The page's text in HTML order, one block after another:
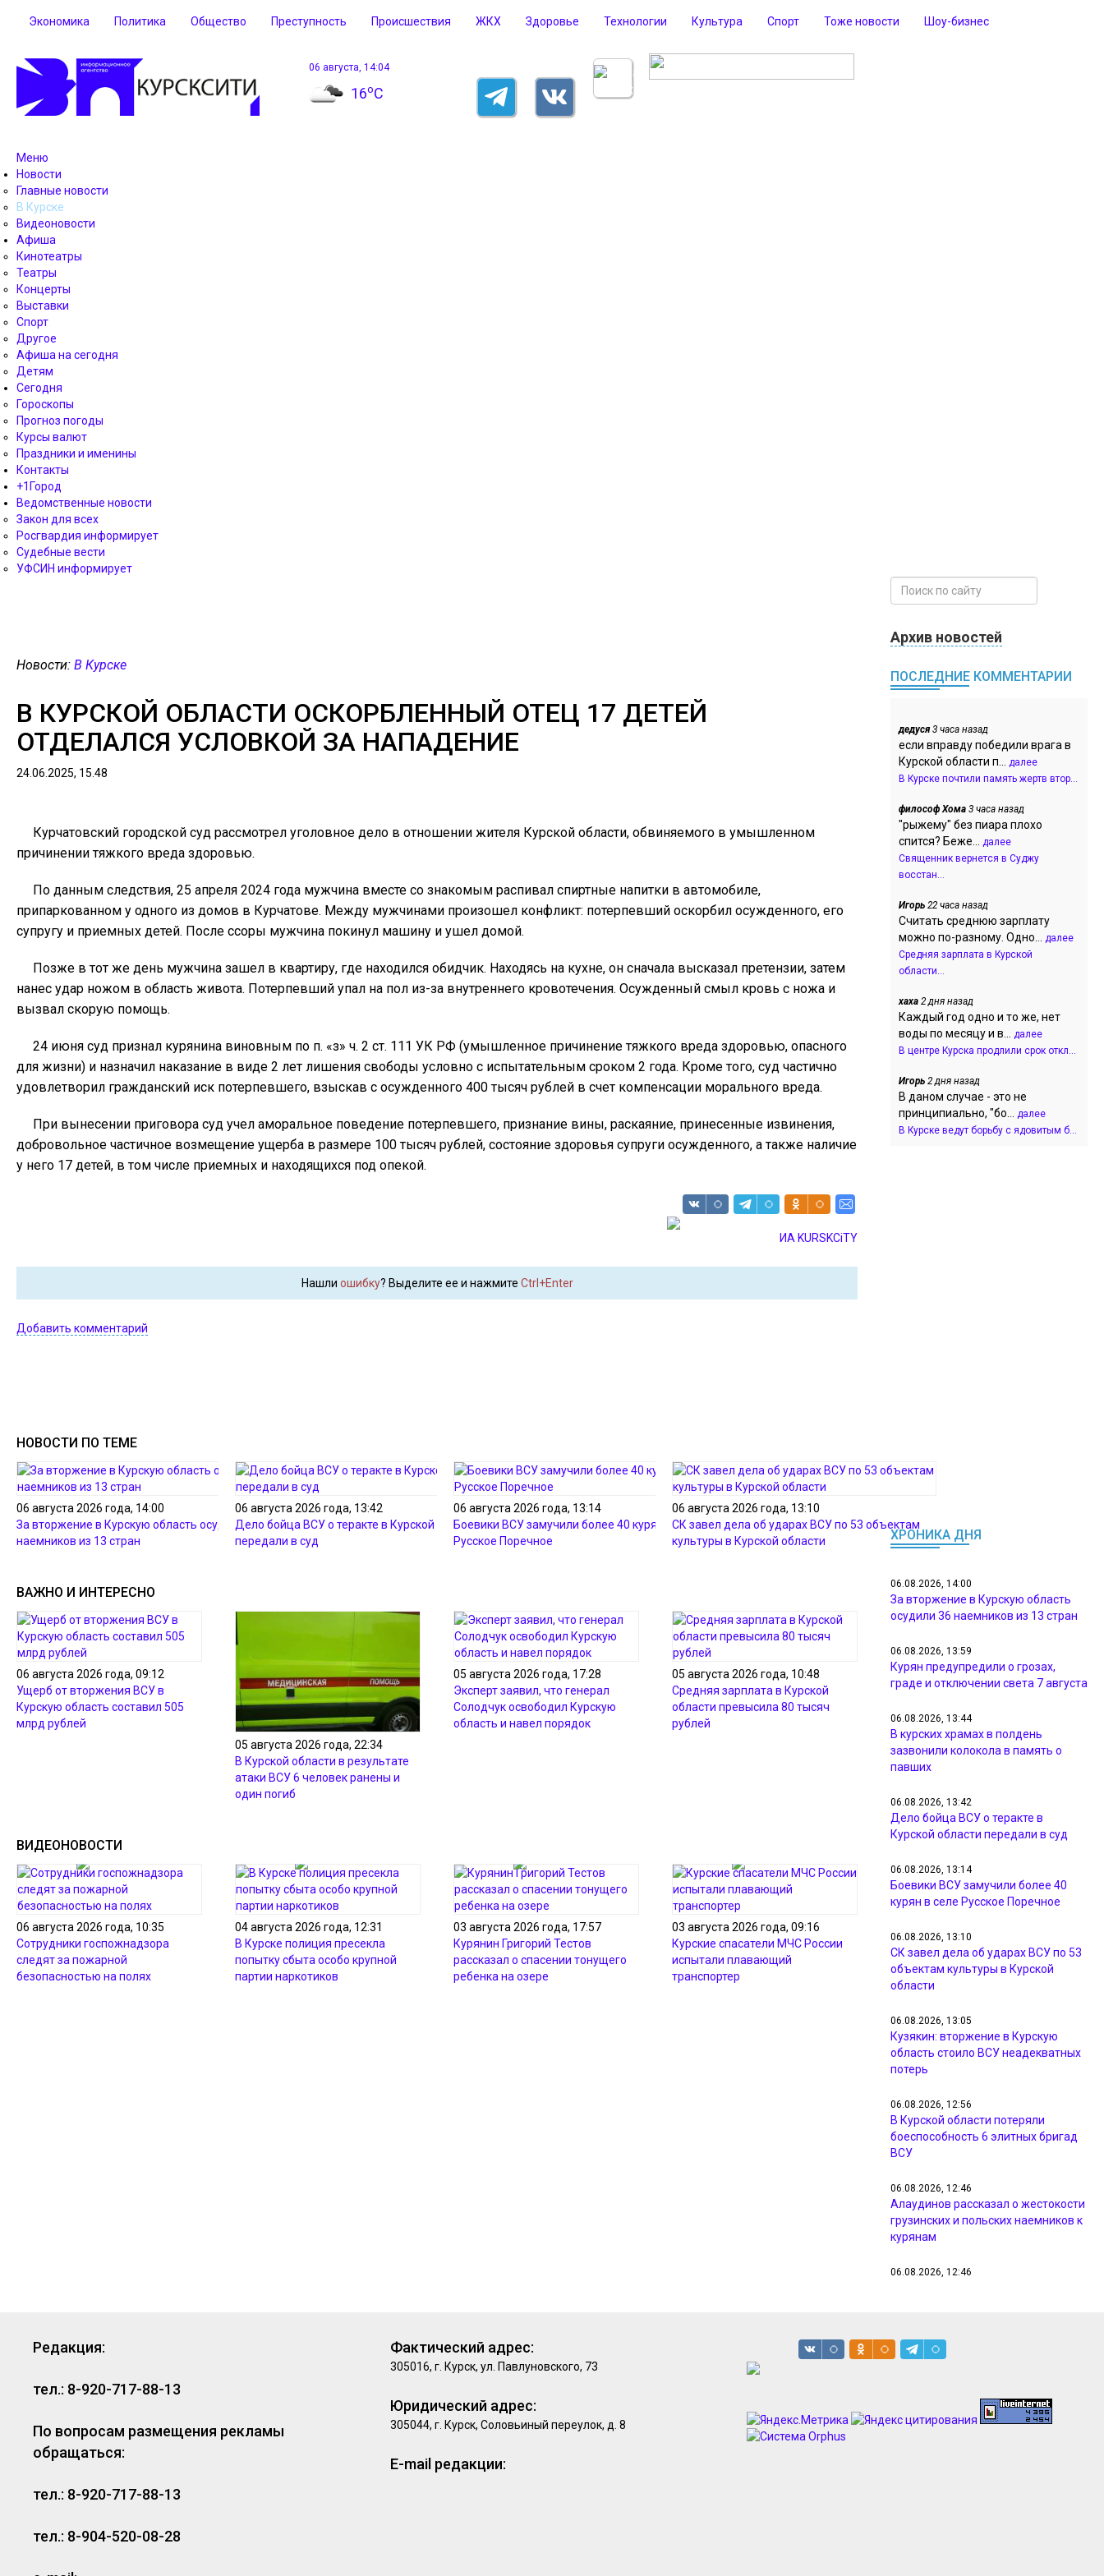
Экономика Политика Общество Преступность Происшествия ЖКХ Здоровье Технологии Культура Спорт Тоже новости Шоу-бизнес
06 августа, 14:04
16oC
Меню
Новости
Главные новости
В Курске
Видеоновости
Афиша
Кинотеатры
Театры
Концерты
Выставки
Спорт
Другое
Афиша на сегодня
Детям
Сегодня
Гороскопы
Прогноз погоды
Курсы валют
Праздники и именины
Контакты
+1Город
Ведомственные новости
Закон для всех
Росгвардия информирует
Судебные вести
УФСИН информирует
Новости: В Курске
В КУРСКОЙ ОБЛАСТИ ОСКОРБЛЕННЫЙ ОТЕЦ 17 ДЕТЕЙ
ОТДЕЛАЛСЯ УСЛОВКОЙ ЗА НАПАДЕНИЕ
24.06.2025, 15.48
Курчатовский городской суд рассмотрел уголовное дело в отношении жителя Курской области, обвиняемого в умышленном
причинении тяжкого вреда здоровью.
По данным следствия, 25 апреля 2024 года мужчина вместе со знакомым распивал спиртные напитки в автомобиле,
припаркованном у одного из домов в Курчатове. Между мужчинами произошел конфликт: потерпевший оскорбил осужденного, его
супругу и приемных детей. После ссоры мужчина покинул машину и ушел домой.
Позже в тот же день мужчина зашел в квартиру, где находился обидчик. Находясь на кухне, он сначала высказал претензии, затем
нанес удар ножом в область живота. Потерпевший упал на пол из-за внутреннего кровотечения. Осужденный смыл кровь с ножа и
вызвал скорую помощь.
24 июня суд признал курянина виновным по п. «з» ч. 2 ст. 111 УК РФ (умышленное причинение тяжкого вреда здоровью, опасного
для жизни) и назначил наказание в виде 2 лет лишения свободы условно с испытательным сроком 2 года. Кроме того, суд частично
удовлетворил гражданский иск потерпевшего, взыскав с осужденного 400 тысяч рублей в счет компенсации морального вреда.
При вынесении приговора суд учел аморальное поведение потерпевшего, признание вины, раскаяние, принесенные извинения,
добровольное частичное возмещение ущерба в размере 100 тысяч рублей, состояние здоровья супруги осужденного, а также наличие
у него 17 детей, в том числе приемных и находящихся под опекой.
ИА KURSKCiTY
Нашли ошибку? Выделите ее и нажмите Ctrl+Enter
Добавить комментарий
НОВОСТИ ПО ТЕМЕ
06 августа 2026 года, 14:00
За вторжение в Курскую область осудили 36
наемников из 13 стран
06 августа 2026 года, 13:42
Дело бойца ВСУ о теракте в Курской области
передали в суд
06 августа 2026 года, 13:14
Боевики ВСУ замучили более 40 курян в селе
Русское Поречное
06 августа 2026 года, 13:10
СК завел дела об ударах ВСУ по 53 объектам
культуры в Курской области
ВАЖНО И ИНТЕРЕСНО
06 августа 2026 года, 09:12
Ущерб от вторжения ВСУ в
Курскую область составил 505
млрд рублей
05 августа 2026 года, 22:34
В Курской области в результате
атаки ВСУ 6 человек ранены и
один погиб
05 августа 2026 года, 17:28
Эксперт заявил, что генерал
Солодчук освободил Курскую
область и навел порядок
05 августа 2026 года, 10:48
Средняя зарплата в Курской
области превысила 80 тысяч
рублей
ВИДЕОНОВОСТИ
06 августа 2026 года, 10:35
Сотрудники госпожнадзора
следят за пожарной
безопасностью на полях
04 августа 2026 года, 12:31
В Курске полиция пресекла
попытку сбыта особо крупной
партии наркотиков
03 августа 2026 года, 17:57
Курянин Григорий Тестов
рассказал о спасении тонущего
ребенка на озере
03 августа 2026 года, 09:16
Курские спасатели МЧС России
испытали плавающий
транспортер
Архив новостей
ПОСЛЕДНИЕ КОММЕНТАРИИ
дедуся3 часа назад
если вправду победили врага в
Курской области п... далее
В Курске почтили память жертв втор...
философ Хома 3 часа назад
"рыжему" без пиара плохо
спится? Беже... далее
Священник вернется в Суджу
восстан...
Игорь 22 часа назад
Считать среднюю зарплату
можно по-разному. Одно... далее
Средняя зарплата в Курской
области...
хаха 2 дня назад
Каждый год одно и то же, нет
воды по месяцу и в... далее
В центре Курска продлили срок откл...
Игорь 2 дня назад
В даном случае - это не
принципиально, "бо... далее
В Курске ведут борьбу с ядовитым б...
ХРОНИКА ДНЯ
06.08.2026, 14:00
За вторжение в Курскую область
осудили 36 наемников из 13 стран
06.08.2026, 13:59
Курян предупредили о грозах,
граде и отключении света 7 августа
06.08.2026, 13:44
В курских храмах в полдень
зазвонили колокола в память о
павших
06.08.2026, 13:42
Дело бойца ВСУ о теракте в
Курской области передали в суд
06.08.2026, 13:14
Боевики ВСУ замучили более 40
курян в селе Русское Поречное
06.08.2026, 13:10
СК завел дела об ударах ВСУ по 53
объектам культуры в Курской
области
06.08.2026, 13:05
Кузякин: вторжение в Курскую
область стоило ВСУ неадекватных
потерь
06.08.2026, 12:56
В Курской области потеряли
боеспособность 6 элитных бригад
ВСУ
06.08.2026, 12:46
Алаудинов рассказал о жестокости
грузинских и польских наемников к
курянам
06.08.2026, 12:46
06.08.2026, 12:42
Сочи подтверждает высокий статус
В Курске поймали беглеца, который
Редакция:
тел.: 8-920-717-88-13
По вопросам размещения рекламы
обращаться:
тел.: 8-920-717-88-13
тел.: 8-904-520-08-28
Фактический адрес:
305016, г. Курск, ул. Павлуновского, 73
Юридический адрес:
305044, г. Курск, Соловьиный переулок, д. 8
E-mail редакции: